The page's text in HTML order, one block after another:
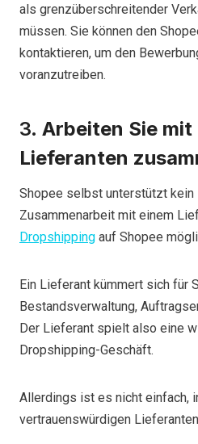
als grenzüberschreitender
müssen. Sie können den
kontaktieren, um den
voranzutreiben.
3. Arbeiten Sie mit
Lieferanten
Shopee selbst unterstützt kein
Zusammenarbeit mit einem
Dropshipping auf Shopee
Ein Lieferant kümmert sich für
Bestandsverwaltung,
Der Lieferant spielt also eine
Dropshipping-Geschäft.
Allerdings ist es nicht einfach,
vertrauenswürdigen